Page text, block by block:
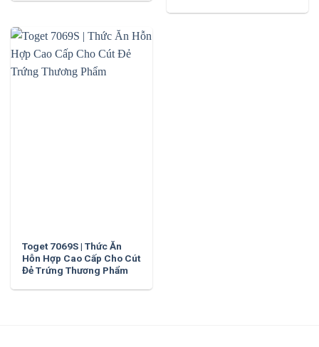
Toget 7069S | Thức Ăn
Hỗn Hợp Cao Cấp Cho Cút
Đẻ Trứng Thương Phẩm